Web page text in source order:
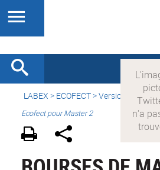
LABEX > ECOFECT>Version française
Ecofect pour Master 2